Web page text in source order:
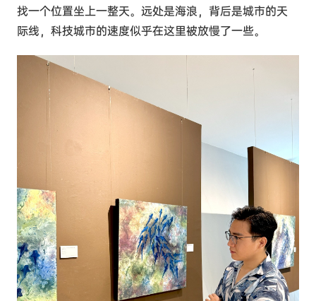
找一个位置坐上一整天。远处是海浪，背后是城市的天
际线，科技城市的速度似乎在这里被放慢了一些。